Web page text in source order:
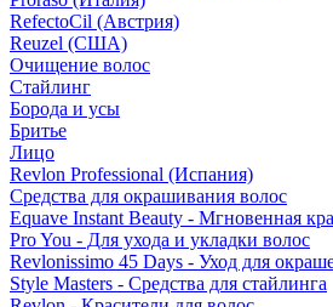
RefectoCil (Австрия)
Reuzel (США)
Очищение волос
Стайлинг
Борода и усы
Бритье
Лицо
Revlon Professional (Испания)
Средства для окрашивания волос
Equave Instant Beauty - Мгновенная
Pro You - Для ухода и укладки волос
Revlonissimo 45 Days - Уход для
Style Masters - Средства для стайлинга